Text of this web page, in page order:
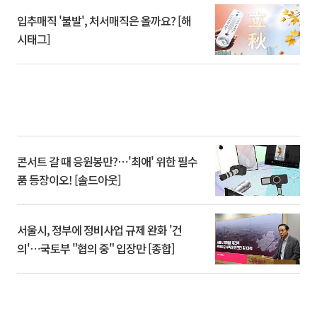
입추매직 '불발', 처서매직은 올까요? [해
시태그]
콘서트 갈 때 응원봉만?⋯'최애' 위한 필수
품 등장이오! [솔드아웃]
서울시, 정부에 정비사업 규제 완화 '건
의'⋯국토부 "협의 중" 입장만 [종합]